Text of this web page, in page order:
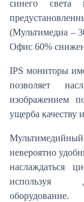
синего
(Мультимедиа –
Офис 60%
IPS‎ мониторы
позволяет
изображением
ущерба качеству
невероятно
наслаждаться
используя
оборудование.